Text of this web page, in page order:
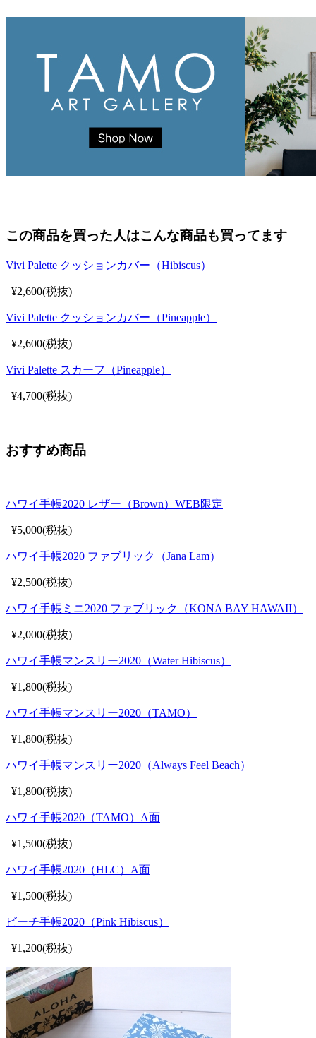
この商品を買った人はこんな商品も買ってます
Vivi Palette クッションカバー（Hibiscus）
¥2,600(税抜)
Vivi Palette クッションカバー（Pineapple）
¥2,600(税抜)
Vivi Palette スカーフ（Pineapple）
¥4,700(税抜)
おすすめ商品
ハワイ手帳2020 レザー（Brown）WEB限定
¥5,000(税抜)
ハワイ手帳2020 ファブリック（Jana Lam）
¥2,500(税抜)
ハワイ手帳ミニ2020 ファブリック（KONA BAY HAWAII）
¥2,000(税抜)
ハワイ手帳マンスリー2020（Water Hibiscus）
¥1,800(税抜)
ハワイ手帳マンスリー2020（TAMO）
¥1,800(税抜)
ハワイ手帳マンスリー2020（Always Feel Beach）
¥1,800(税抜)
ハワイ手帳2020（TAMO）A面
¥1,500(税抜)
ハワイ手帳2020（HLC）A面
¥1,500(税抜)
ビーチ手帳2020（Pink Hibiscus）
¥1,200(税抜)